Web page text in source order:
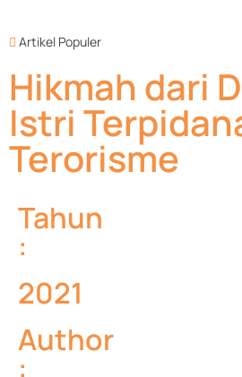
Artikel Populer
Hikmah dari
Istri
Terorisme
Tahun
:
2021
Author
: